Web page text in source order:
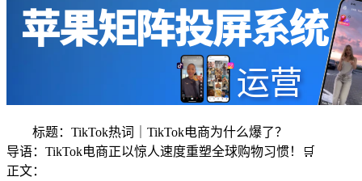
标题：TikTok热词｜TikTok电商为什么爆了？
导语：TikTok电商正以惊人速度重塑全球购物习惯！🛒
正文：